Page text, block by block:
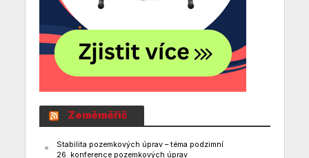
Zeměměřič
Stabilita pozemkových úprav – téma podzimní
26. konference pozemkových úprav